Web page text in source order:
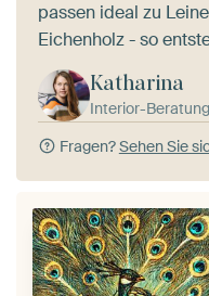
passen ideal zu
Eichenholz - so
Katharina
Interior-
Fragen?Sehen Sie